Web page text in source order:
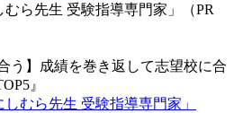
むら先生 受験指導専門家」（PR
う】成績を巻き返して志望校に合
』